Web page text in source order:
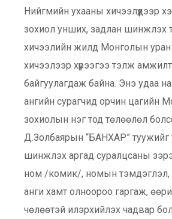
Нийгмийн ухааны хичээлүүдээр
зохиол унших, задлан шинжлэх
хичээлийн жилд Монголын
хичээлээр хүрээгээ тэлж
байгуулагдаж байна. Энэ удаа
ангийн сурагчид орчин цагийн
зохиолын нэг тод төлөөлөл
Д.Золбаярын “БАНХАР”
шинжлэх аргад суралцсаны
ном /комик/, номын тэмдэглэл,
анги хамт олноороо гаргаж,
чөлөөтэй илэрхийлэх чадвар